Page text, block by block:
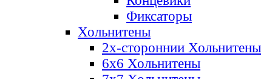
Фиксаторы
Хольнитены
2х-стороннии Хольнитены
6х6 Хольнитены